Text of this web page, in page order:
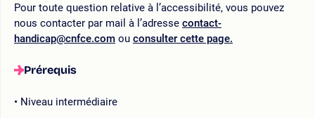
Pour toute question relative à l’accessibilité, vous pouvez
nous contacter par mail à l’adresse contact-
handicap@cnfce.com ou consulter cette page.
Prérequis
Niveau intermédiaire